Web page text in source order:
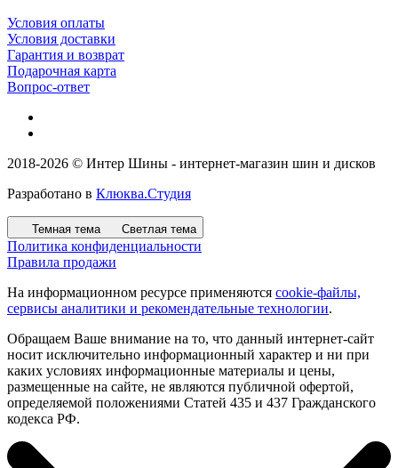
Условия оплаты
Условия доставки
Гарантия и возврат
Подарочная карта
Вопрос-ответ
2018-2026 © Интер Шины - интернет-магазин шин и дисков
Разработано в Клюква.Студия
Темная тема Светлая тема
Политика конфиденциальности
Правила продажи
На информационном ресурсе применяются cookie-файлы,
сервисы аналитики и рекомендательные технологии.
Обращаем Ваше внимание на то, что данный интернет-сайт
носит исключительно информационный характер и ни при
каких условиях информационные материалы и цены,
размещенные на сайте, не являются публичной офертой,
определяемой положениями Статей 435 и 437 Гражданского
кодекса РФ.